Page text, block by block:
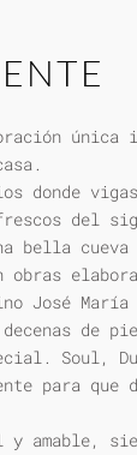
única
donde
del
bella cueva
obras
José María
de
Soul,
para que
amable,